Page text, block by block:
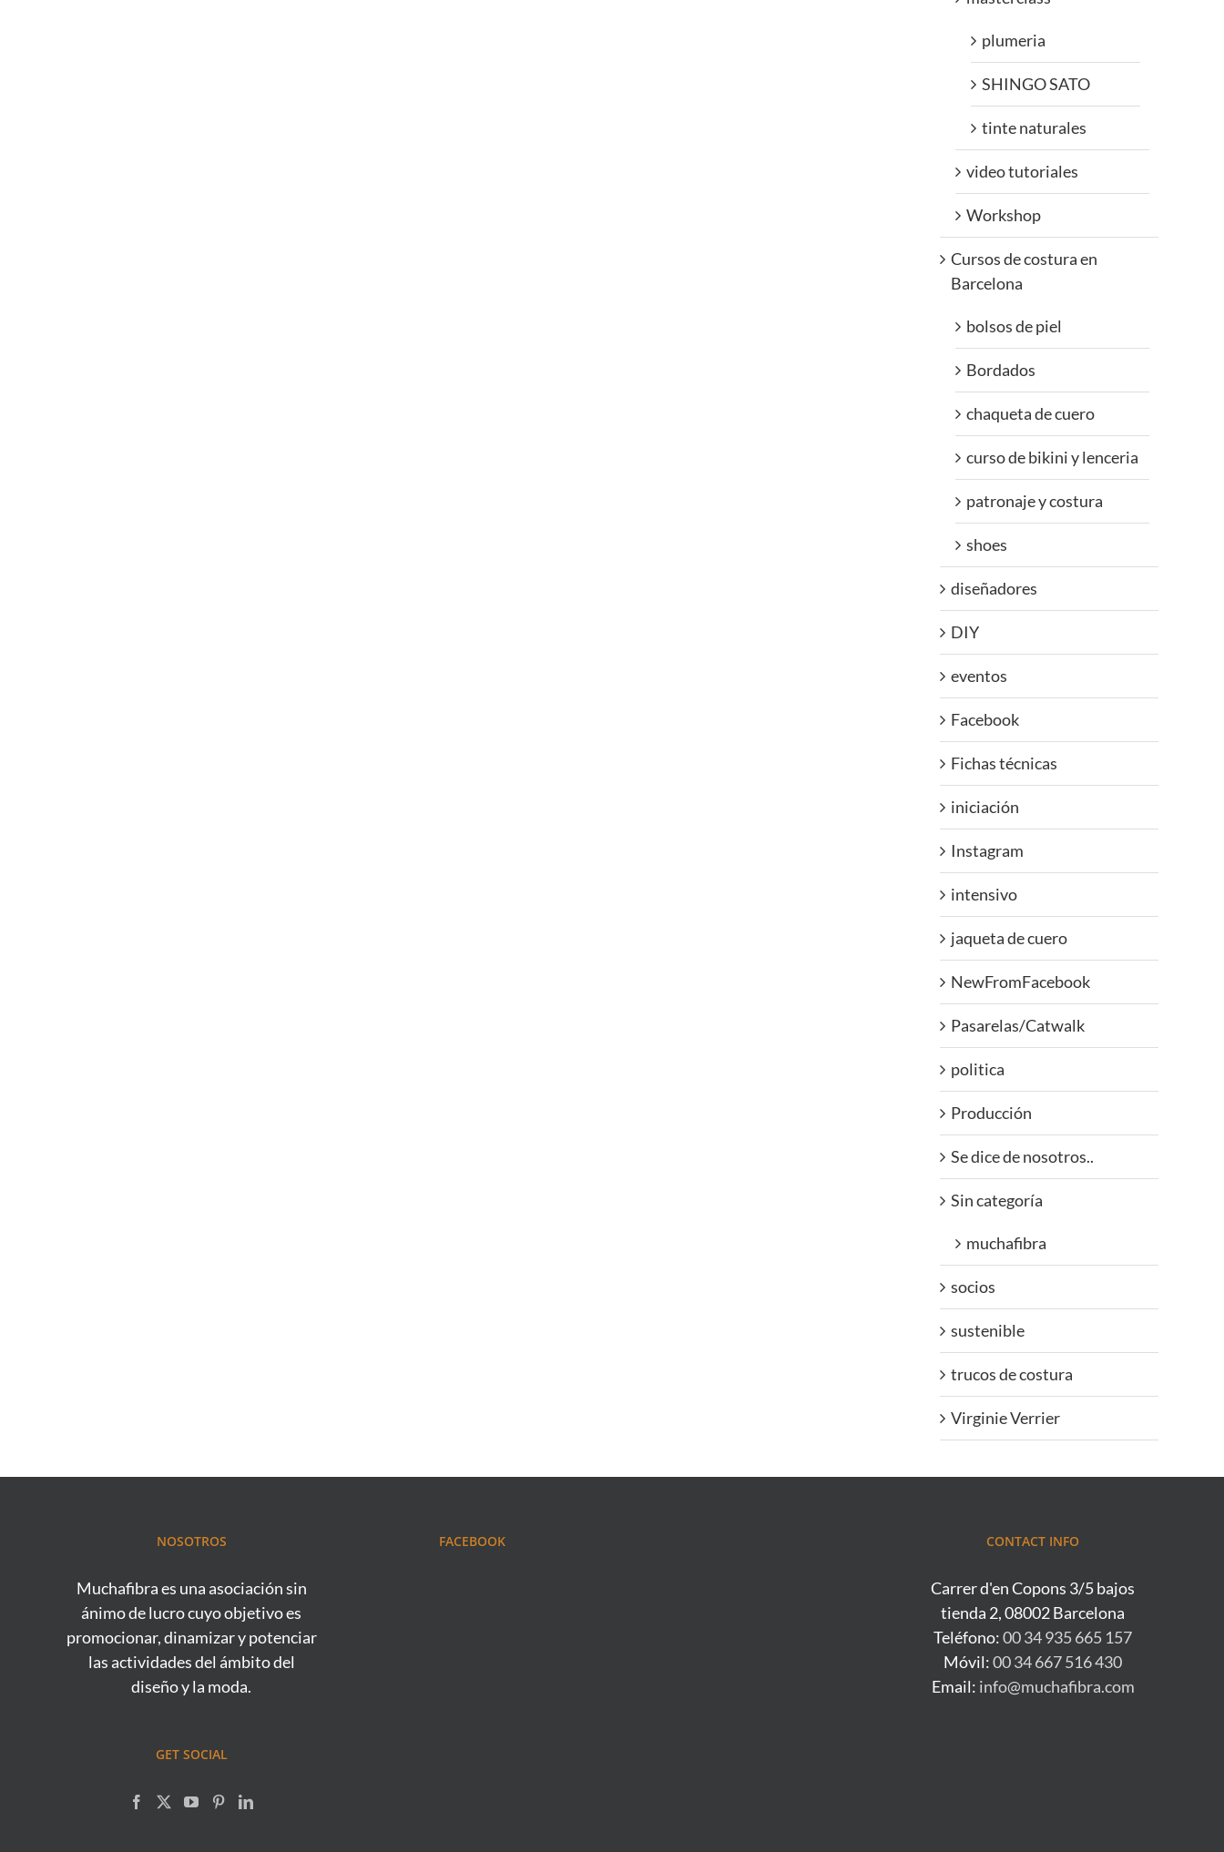
plumeria
SHINGO SATO
tinte naturales
video tutoriales
Workshop
Cursos de costura en
Barcelona
bolsos de piel
Bordados
chaqueta de cuero
curso de bikini y lenceria
patronaje y costura
shoes
diseñadores
DIY
eventos
Facebook
Fichas técnicas
iniciación
Instagram
intensivo
jaqueta de cuero
NewFromFacebook
Pasarelas/Catwalk
politica
Producción
Se dice de nosotros..
Sin categoría
muchafibra
socios
sustenible
trucos de costura
Virginie Verrier
NOSOTROS
Muchafibra es una asociación sin
ánimo de lucro cuyo objetivo es
promocionar, dinamizar y potenciar
las actividades del ámbito del
diseño y la moda.
GET SOCIAL
FACEBOOK CONTACT INFO
Carrer d'en Copons 3/5 bajos
tienda 2, 08002 Barcelona
Teléfono:00 34 935 665 157
Móvil:00 34 667 516 430
Email: info@muchafibra.com